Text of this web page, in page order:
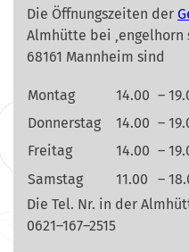
Die Öffnungszeiten der
Almhütte bei ‚engelhorn
68161 Mannheim sind
Montag 14.00 –
Donnerstag
14.00 –
Freitag
14.00 –
Samstag
11.00
–
Die Tel. Nr. in der
0621–167–2515